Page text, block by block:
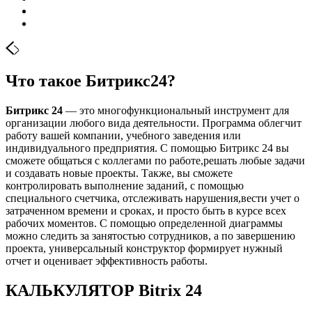
Что такое Битрикс24?
Битрикс 24 — это многофункциональный инструмент для
организации любого вида деятельности. Программа облегчит
работу вашей компании, учебного заведения или
индивидуального предприятия. С помощью Битрикс 24 вы
сможете общаться с коллегами по работе,решать любые задачи
и создавать новые проекты. Также, вы сможете
контролировать выполнение заданий, с помощью
специального счетчика, отслеживать нарушения,вести учет о
затраченном времени и сроках, и просто быть в курсе всех
рабочих моментов. С помощью определенной диаграммы
можно следить за занятостью сотрудников, а по завершению
проекта, универсальный конструктор формирует нужный
отчет и оценивает эффективность работы.
КАЛЬКУЛЯТОР Bitrix 24